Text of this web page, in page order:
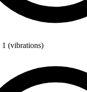
(vibrations)